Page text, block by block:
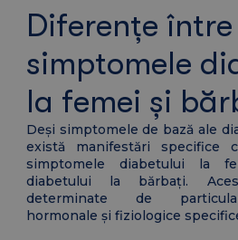
Diferențe între
simptomele
la femei și
Deși simptomele de bază ale
există manifestări specifice
simptomele diabetului la
diabetului la bărbați.
determinate de
hormonale și fiziologice